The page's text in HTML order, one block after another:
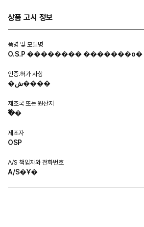
상품 고시 정보
품명 및 모델명
O.S.P �������� �������ο�
인증.허가 사항
�ش����
제조국 또는 원산지
�߱�
제조자
OSP
A/S 책임자와 전화번호
A/S�Ұ�